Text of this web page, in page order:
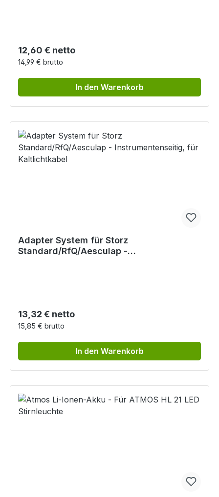
Regulärer Preis:
12,60 € netto
14,99 € brutto
In den Warenkorb
Adapter System für Storz
Standard/RfQ/Aesculap -
Regulärer Preis:
13,32 € netto
15,85 € brutto
In den Warenkorb